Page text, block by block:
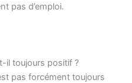
pas d’emploi.
il toujours positif ?
pas forcément toujours